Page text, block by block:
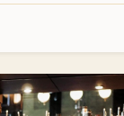
in Italia nel post